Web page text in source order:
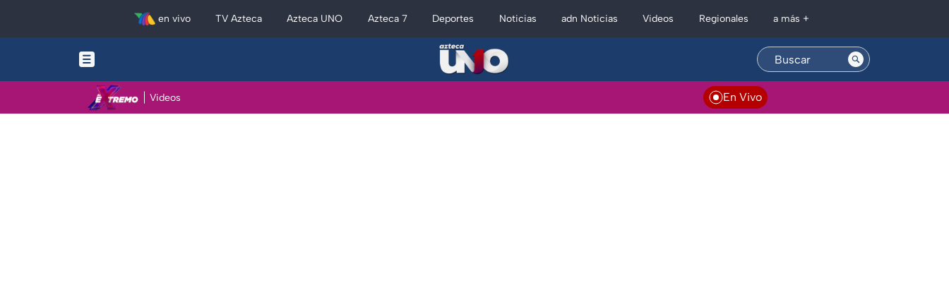
en vivo TV Azteca Azteca UNO Azteca 7 Deportes Noticias adn Noticias Videos Regionales a más +
Videos En Vivo